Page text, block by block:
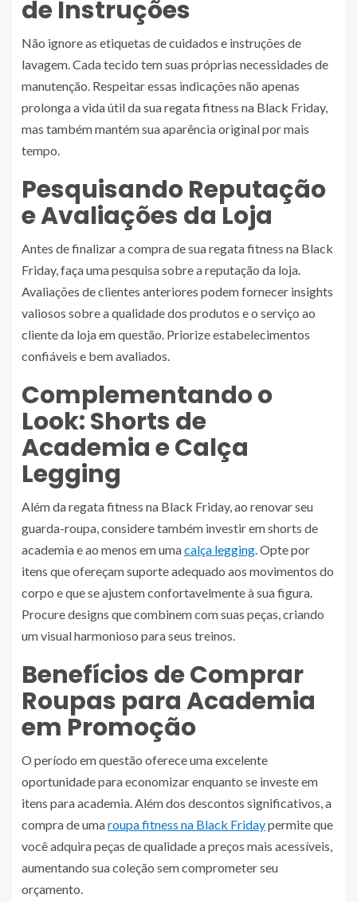
de Instruções
Não ignore as etiquetas de cuidados e instruções de
lavagem. Cada tecido tem suas próprias necessidades de
manutenção. Respeitar essas indicações não apenas
prolonga a vida útil da sua regata fitness na Black Friday,
mas também mantém sua aparência original por mais
tempo.
Pesquisando Reputação
e Avaliações da Loja
Antes de finalizar a compra de sua regata fitness na Black
Friday, faça uma pesquisa sobre a reputação da loja.
Avaliações de clientes anteriores podem fornecer insights
valiosos sobre a qualidade dos produtos e o serviço ao
cliente da loja em questão. Priorize estabelecimentos
confiáveis e bem avaliados.
Complementando o
Look: Shorts de
Academia e Calça
Legging
Além da regata fitness na Black Friday, ao renovar seu
guarda-roupa, considere também investir em shorts de
academia e ao menos em umacalça legging . Opte por
itens que ofereçam suporte adequado aos movimentos do
corpo e que se ajustem confortavelmente à sua figura.
Procure designs que combinem com suas peças, criando
um visual harmonioso para seus treinos.
Benefícios de Comprar
Roupas para Academia
em Promoção
O período em questão oferece uma excelente
oportunidade para economizar enquanto se investe em
itens para academia. Além dos descontos significativos, a
compra de umaroupa fitness na Black Fridaypermite que
você adquira peças de qualidade a preços mais acessíveis,
aumentando sua coleção sem comprometer seu
orçamento.